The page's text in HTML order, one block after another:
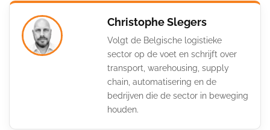
Christophe Slegers
Volgt de Belgische logistieke
sector op de voet en schrijft over
transport, warehousing, supply
chain, automatisering en de
bedrijven die de sector in beweging
houden.